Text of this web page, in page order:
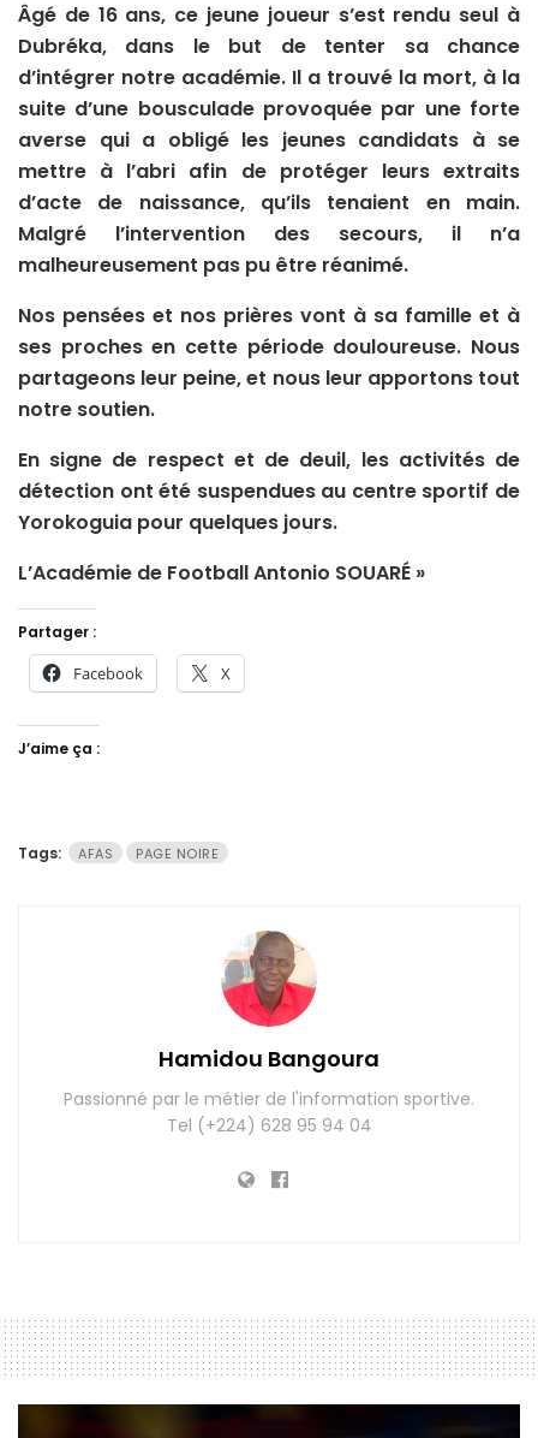
Âgé de 16 ans, ce jeune joueur s’est rendu seul à
Dubréka, dans le but de tenter sa chance
d’intégrer notre académie. Il a trouvé la mort, à la
suite d’une bousculade provoquée par une forte
averse qui a obligé les jeunes candidats à se
mettre à l’abri afin de protéger leurs extraits
d’acte de naissance, qu’ils tenaient en main.
Malgré l’intervention des secours, il n’a
malheureusement pas pu être réanimé.
Nos pensées et nos prières vont à sa famille et à
ses proches en cette période douloureuse. Nous
partageons leur peine, et nous leur apportons tout
notre soutien.
En signe de respect et de deuil, les activités de
détection ont été suspendues au centre sportif de
Yorokoguia pour quelques jours.
L’Académie de Football Antonio SOUARÉ »
Partager :
Facebook X
J’aime ça :
Tags: AFAS PAGE NOIRE
Hamidou Bangoura
Passionné par le métier de l'information sportive.
Tel (+224) 628 95 94 04